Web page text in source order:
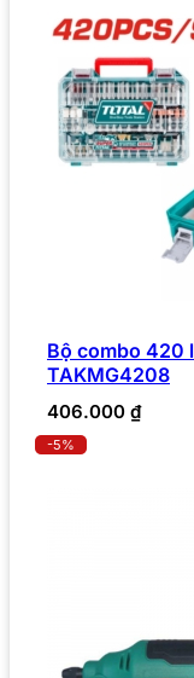
Bộ combo 420
TAKMG4208
406.000 ₫
-5%